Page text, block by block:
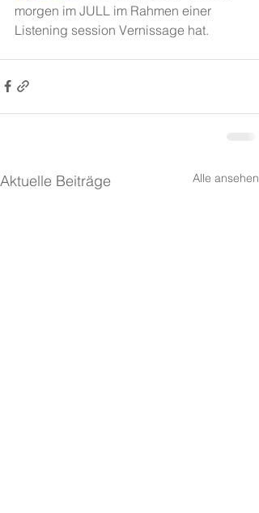
morgen im JULL im Rahmen einer
Listening session Vernissage hat.
Aktuelle Beiträge Alle ansehen